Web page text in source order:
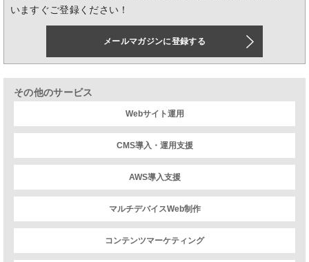
いますぐご登録ください！
メールマガジンに登録する
その他のサービス
Webサイト運用
CMS導入・運用支援
AWS導入支援
マルチデバイスWeb制作
コンテンツマーケティング